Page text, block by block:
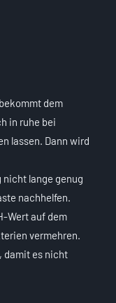
dem
in ruhe bei
lassen. Dann wird
lange genug
nachhelfen.
Wert auf dem
vermehren.
damit es nicht